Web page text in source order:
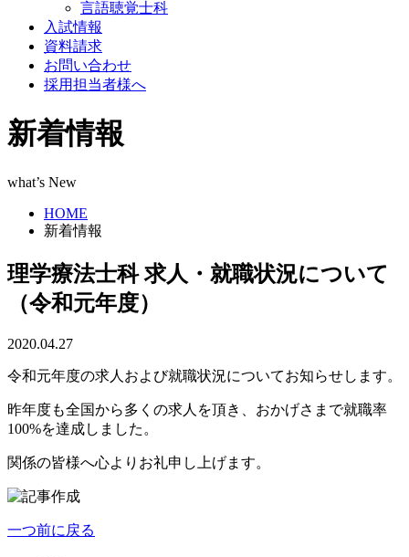
言語聴覚士科
入試情報
資料請求
お問い合わせ
採用担当者様へ
新着情報
what’s New
HOME
新着情報
理学療法士科 求人・就職状況について
（令和元年度）
2020.04.27
令和元年度の求人および就職状況についてお知らせします。
昨年度も全国から多くの求人を頂き、おかげさまで就職率
100%を達成しました。
関係の皆様へ心よりお礼申し上げます。
一つ前に戻る